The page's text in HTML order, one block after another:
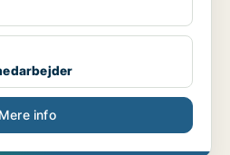
Mere info